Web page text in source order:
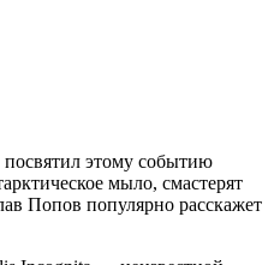
посвятил этому событию
мыло, смастерят
Попов популярно расскажет